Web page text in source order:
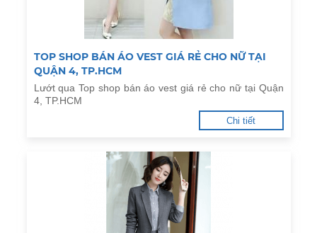
TOP SHOP BÁN ÁO VEST GIÁ RẺ CHO NỮ TẠI
QUẬN 4, TP.HCM
Lướt qua Top shop bán áo vest giá rẻ cho nữ tại Quận
4, TP.HCM
Chi tiết